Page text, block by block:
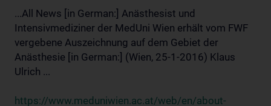
...All News [in German:] Anästhesist und
Intensivmediziner der MedUni Wien erhält vom FWF
vergebene Auszeichnung auf dem Gebiet der
Anästhesie [in German:] (Wien, 25-1-2016) Klaus
Ulrich ...
https://www.meduniwien.ac.at/web/en/about-